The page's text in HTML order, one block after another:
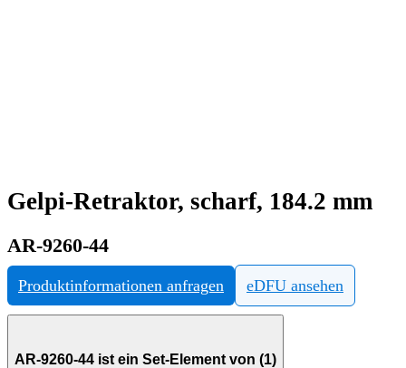
Gelpi-Retraktor, scharf, 184.2 mm
AR-9260-44
Produktinformationen anfragen eDFU ansehen
AR-9260-44 ist ein Set-Element von (1)